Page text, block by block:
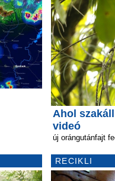
Ahol
videó
új orángutánfajt
RECIKLI